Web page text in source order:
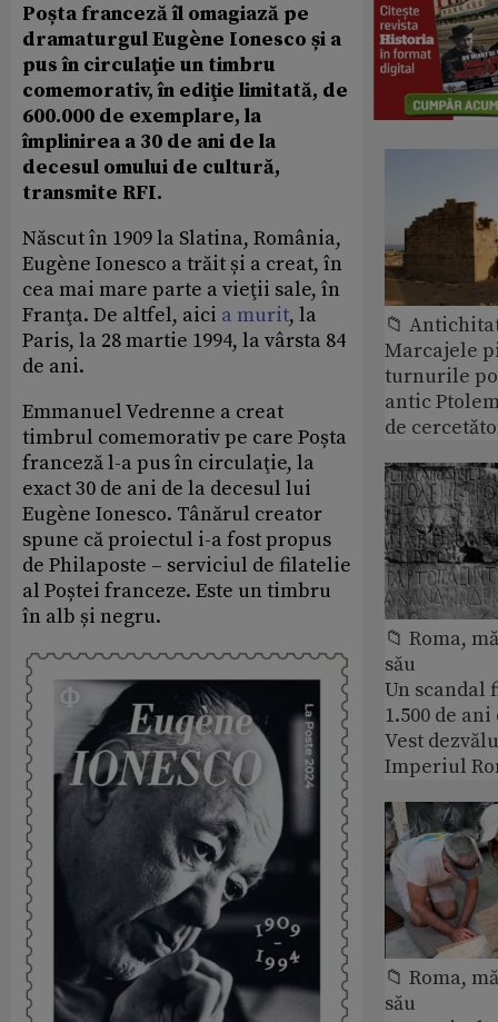
Poșta franceză îl omagiază pe
dramaturgul Eugène Ionesco și a
pus în circulaţie un timbru
comemorativ, în ediţie limitată, de
600.000 de exemplare, la
împlinirea a 30 de ani de la
decesul omului de cultură,
transmite RFI.
Născut în 1909 la Slatina, România,
Eugène Ionesco a trăit și a creat, în
cea mai mare parte a vieţii sale, în
Franţa. De altfel, aici a murit, la
Paris, la 28 martie 1994, la vârsta 84
de ani.
Emmanuel Vedrenne a creat
timbrul comemorativ pe care Poșta
franceză l-a pus în circulaţie, la
exact 30 de ani de la decesul lui
Eugène Ionesco. Tânărul creator
spune că proiectul i-a fost propus
de Philaposte – serviciul de filatelie
al Poștei franceze. Este un timbru
în alb și negru.
📁
Marcajele
turnurile
antic
de
📁 Roma,
său
Un scandal
1.500 de
Vest
Imperiul
📁 Roma,
său